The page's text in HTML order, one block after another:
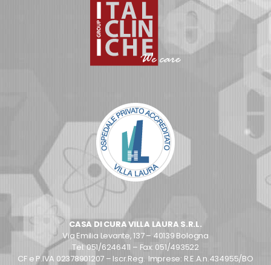
CASA DI CURA VILLA LAURA S.R.L.
Via Emilia Levante, 137 – 40139 Bologna
Tel: 051/6246411 – Fax: 051/493522
CF e P.IVA 02378901207 – Iscr.Reg. Imprese: R.E.A.n.434955/BO